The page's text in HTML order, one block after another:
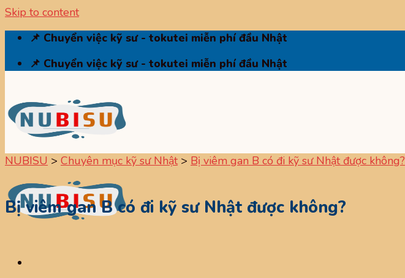
Skip to content
📌 Chuyển việc kỹ sư - tokutei miễn phí đầu Nhật
📌 Chuyển việc kỹ sư - tokutei miễn phí đầu Nhật
NUBISU > Chuyên mục kỹ sư Nhật> Bị viêm gan B có đi kỹ sư Nhật được không?
Bị viêm gan B có đi kỹ sư Nhật được không?